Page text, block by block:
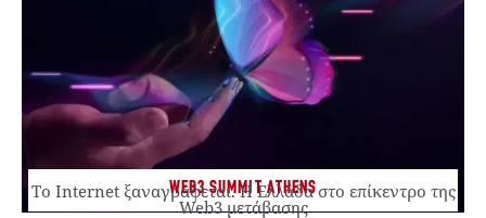
WEB3 SUMMIT ATHENS
Το Internet ξαναγράφεται. Η Ελλάδα στο επίκεντρο της
Web3 μετάβασης